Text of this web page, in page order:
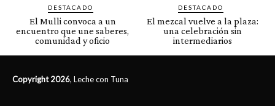
DESTACADO
El Mulli convoca a un
encuentro que une saberes,
comunidad y oficio
DESTACADO
El mezcal vuelve a la plaza:
una celebración sin
intermediarios
Copyright 2026, Leche con Tuna